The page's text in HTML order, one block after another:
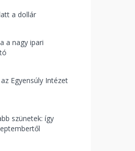
a dollár
a nagy ipari
Egyensúly Intézet
szünetek: így